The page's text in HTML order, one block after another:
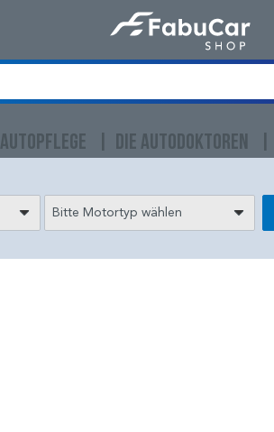
AUTOPFLEGE DIE AUTODOKTOREN
Bitte Motortyp wählen